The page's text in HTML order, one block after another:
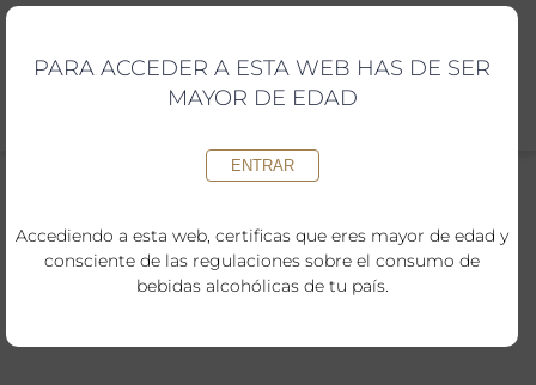
Saltar
contenido
PARA ACCEDER A ESTA WEB HAS DE SER
MAYOR DE EDAD
ENTRAR
Accediendo a esta web, certificas que eres mayor de edad y
consciente de las regulaciones sobre el consumo de
bebidas alcohólicas de tu país.